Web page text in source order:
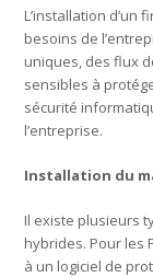
L’installation
besoins de
uniques, des flux
sensibles à
sécurité
l’entreprise.
Installation du
Il existe plusieurs
hybrides. Pour les
à un logiciel de